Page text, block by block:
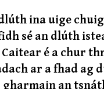
ina uige
sé an dlúth
é a chur
ar a fhad ag
an